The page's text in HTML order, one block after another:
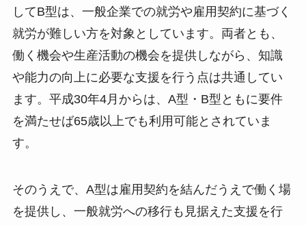
してB型は、一般企業での就労や雇用契約に基づく
就労が難しい方を対象としています。両者とも、
働く機会や生産活動の機会を提供しながら、知識
や能力の向上に必要な支援を行う点は共通してい
ます。平成30年4月からは、A型・B型ともに要件
を満たせば65歳以上でも利用可能とされていま
す。
そのうえで、A型は雇用契約を結んだうえで働く場
を提供し、一般就労への移行も見据えた支援を行